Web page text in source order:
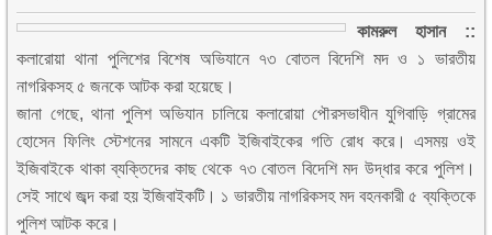
কামরুল হাসান ::
কলারোয়া থানা পুলিশের বিশেষ অভিযানে ৭৩ বোতল বিদেশি মদ ও ১ ভারতীয়
নাগরিকসহ ৫ জনকে আটক করা হয়েছে।
জানা গেছে, থানা পুলিশ অভিযান চালিয়ে কলারোয়া পৌরসভাধীন যুগিবাড়ি গ্রামের
হোসেন ফিলিং স্টেশনের সামনে একটি ইজিবাইকের গতি রোধ করে। এসময় ওই
ইজিবাইকে থাকা ব্যক্তিদের কাছ থেকে ৭৩ বোতল বিদেশি মদ উদ্ধার করে পুলিশ।
সেই সাথে জব্দ করা হয় ইজিবাইকটি। ১ ভারতীয় নাগরিকসহ মদ বহনকারী ৫ ব্যক্তিকে
পুলিশ আটক করে।